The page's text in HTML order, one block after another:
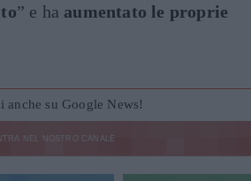
” e ha aumentato le proprie
anche su Google News!
NEL NOSTRO CANALE